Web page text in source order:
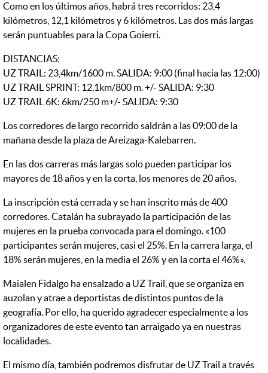
Como en los últimos años, habrá tres recorridos: 23,4
kilómetros, 12,1 kilómetros y 6 kilómetros. Las dos más largas
serán puntuables para la Copa Goierri.
DISTANCIAS:
UZ TRAIL: 23,4km/1600 m. SALIDA: 9:00 (final hacia las 12:00)
UZ TRAIL SPRINT: 12,1km/800 m. +/- SALIDA: 9:30
UZ TRAIL 6K: 6km/250 m+/- SALIDA: 9:30
Los corredores de largo recorrido saldrán a las 09:00 de la
mañana desde la plaza de Areizaga-Kalebarren.
En las dos carreras más largas solo pueden participar los
mayores de 18 años y en la corta, los menores de 20 años.
La inscripción está cerrada y se han inscrito más de 400
corredores. Catalán ha subrayado la participación de las
mujeres en la prueba convocada para el domingo. «100
participantes serán mujeres, casi el 25%. En la carrera larga, el
18% serán mujeres, en la media el 26% y en la corta el 46%».
Maialen Fidalgo ha ensalzado a UZ Trail, que se organiza en
auzolan y atrae a deportistas de distintos puntos de la
geografía. Por ello, ha querido agradecer especialmente a los
organizadores de este evento tan arraigado ya en nuestras
localidades.
El mismo día, también podremos disfrutar de UZ Trail a través